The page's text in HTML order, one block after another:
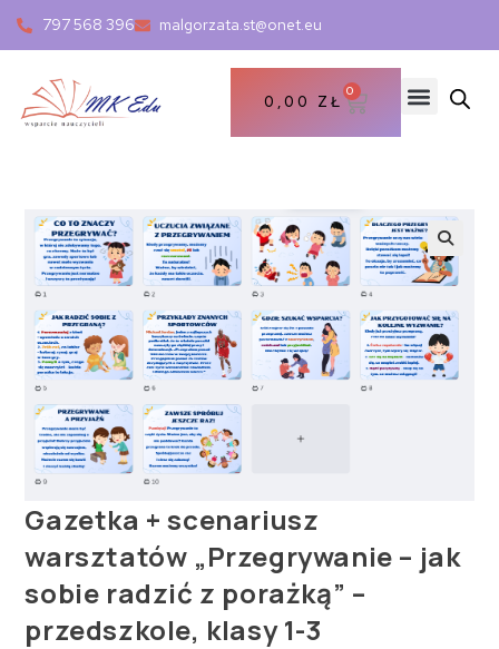
797 568 396 malgorzata.st@onet.eu
0,00 ZŁ
0
Gazetka + scenariusz
warsztatów „Przegrywanie – jak
sobie radzić z porażką” –
przedszkole, klasy 1-3